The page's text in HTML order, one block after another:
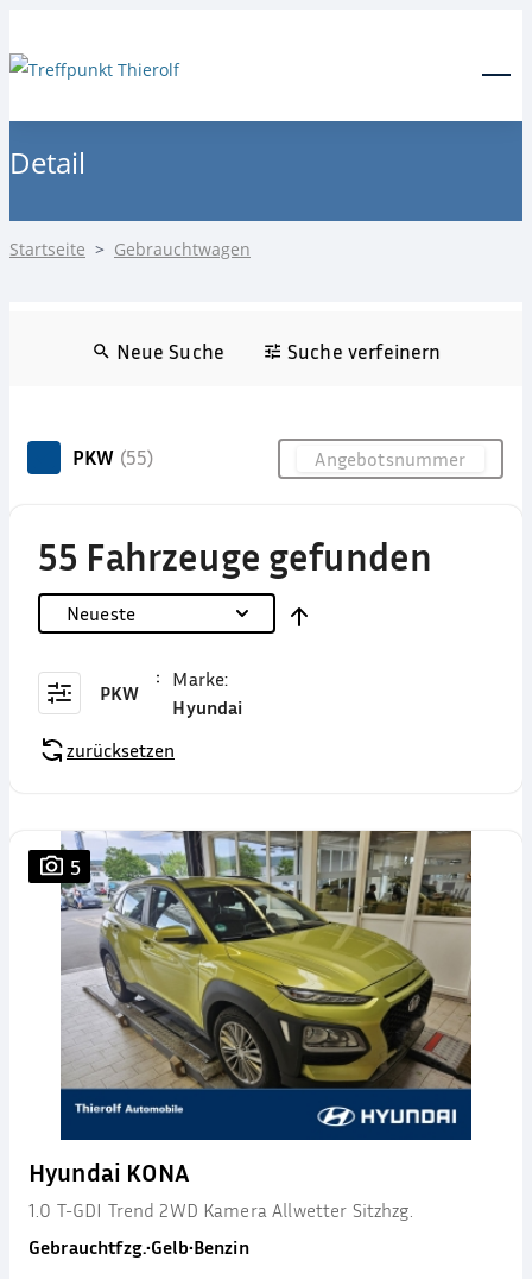
Detail
Startseite > Gebrauchtwagen
Neue Suche Suche verfeinern
PKW (55)
55 Fahrzeuge gefunden
Neueste
PKW
Marke:
Hyundai
zurücksetzen
5
Hyundai KONA
1.0 T-GDI Trend 2WD Kamera Allwetter Sitzhzg.
Gebrauchtfzg.•Gelb•Benzin